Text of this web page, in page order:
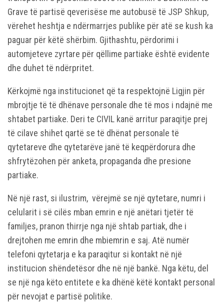
Grave të partisë qeverisëse me autobusë të JSP Shkup,
vërehet heshtja e ndërmarrjes publike për atë se kush ka
paguar për këtë shërbim. Gjithashtu, përdorimi i
automjeteve zyrtare për qëllime partiake është evidente
dhe duhet të ndërpritet.
Kërkojmë nga institucionet që ta respektojnë Ligjin për
mbrojtje të të dhënave personale dhe të mos i ndajnë me
shtabet partiake. Deri te CIVIL kanë arritur paraqitje prej
të cilave shihet qartë se të dhënat personale të
qytetareve dhe qytetarëve janë të keqpërdorura dhe
shfrytëzohen për anketa, propaganda dhe presione
partiake.
Në një rast, si ilustrim, vërejmë se një qytetare, numri i
celularit i së cilës mban emrin e një anëtari tjetër të
familjes, pranon thirrje nga një shtab partiak, dhe i
drejtohen me emrin dhe mbiemrin e saj. Atë numër
telefoni qytetarja e ka paraqitur si kontakt në një
institucion shëndetësor dhe në një bankë. Nga këtu, del
se një nga këto entitete e ka dhënë këtë kontakt personal
për nevojat e partisë politike.